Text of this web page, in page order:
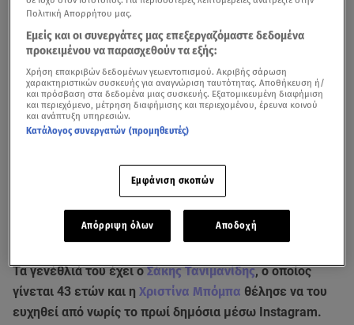
Τα γενέθλιά του έχει οΣάκης Τανιμανίδης, ο οποίος
γίνεται 43 ετών και η Χριστίνα Μπόμπα θέλησε να του
ευχηθεί από νωρίς το πρωί δημόσια μέσω Instagram.
Πολιτική Απορρήτου μας.
Εμείς και οι συνεργάτες μας επεξεργαζόμαστε δεδομένα
προκειμένου να παρασχεθούν τα εξής:
Χρήση επακριβών δεδομένων γεωεντοπισμού. Ακριβής σάρωση
χαρακτηριστικών συσκευής για αναγνώριση ταυτότητας. Αποθήκευση ή/
και πρόσβαση στα δεδομένα μιας συσκευής. Εξατομικευμένη διαφήμιση
και περιεχόμενο, μέτρηση διαφήμισης και περιεχομένου, έρευνα κοινού
και ανάπτυξη υπηρεσιών.
Κατάλογος συνεργατών (προμηθευτές)
Εμφάνιση σκοπών
Απόρριψη όλων Αποδοχή